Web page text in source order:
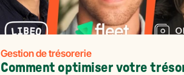
Gestion de trésorerie
Comment optimiser votre